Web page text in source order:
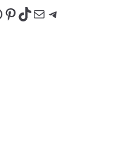
Pinterest TikTok E-Mail Telegram